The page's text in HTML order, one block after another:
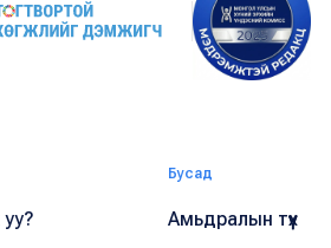
Бусад
Амьдралын түүх